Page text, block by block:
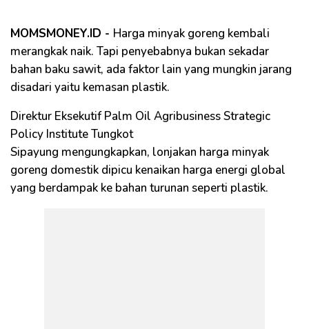
MOMSMONEY.ID - Harga minyak goreng kembali
merangkak naik. Tapi penyebabnya bukan sekadar
bahan baku sawit, ada faktor lain yang mungkin jarang
disadari yaitu kemasan plastik.
Direktur Eksekutif Palm Oil Agribusiness Strategic
Policy Institute Tungkot
Sipayung mengungkapkan, lonjakan harga minyak
goreng domestik dipicu kenaikan harga energi global
yang berdampak ke bahan turunan seperti plastik.